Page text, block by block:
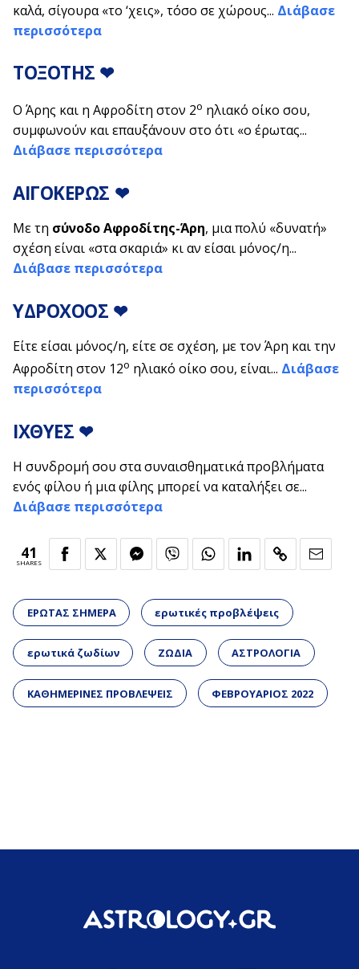
καλά, σίγουρα «το ‘χεις», τόσο σε χώρους... Διάβασε
περισσότερα
ΤΟΞΟΤΗΣ ❤
Ο Άρης και η Αφροδίτη στον 2ο ηλιακό οίκο σου,
συμφωνούν και επαυξάνουν στο ότι «ο έρωτας...
Διάβασε περισσότερα
ΑΙΓΟΚΕΡΩΣ ❤
Με τη σύνοδο Αφροδίτης-Άρη, μια πολύ «δυνατή»
σχέση είναι «στα σκαριά» κι αν είσαι μόνος/η...
Διάβασε περισσότερα
ΥΔΡΟΧΟΟΣ ❤
Είτε είσαι μόνος/η, είτε σε σχέση, με τον Άρη και την
Αφροδίτη στον 12ο ηλιακό οίκο σου, είναι... Διάβασε
περισσότερα
ΙΧΘΥΕΣ ❤
Η συνδρομή σου στα συναισθηματικά προβλήματα
ενός φίλου ή μια φίλης μπορεί να καταλήξει σε...
Διάβασε περισσότερα
41
SHARES
ΕΡΩΤΑΣ ΣΗΜΕΡΑ ερωτικές προβλέψεις
ερωτικά ζωδίων ΖΩΔΙΑ ΑΣΤΡΟΛΟΓΙΑ
ΚΑΘΗΜΕΡΙΝΕΣ ΠΡΟΒΛΕΨΕΙΣ ΦΕΒΡΟΥΑΡΙΟΣ 2022